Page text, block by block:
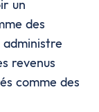
un
des
revenus
comme des